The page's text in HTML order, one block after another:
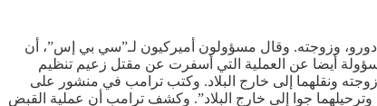
وزوجته. وقال مسؤولون أميركيون لـ”سي بي إس”، أن
أيضا عن العملية التي أسفرت عن مقتل زعيم تنظيم
علي مادورو وزوجته ونقلهما إلى خارج البلاد. وكتب ترامب في منشور ​على
جوا إلى خارج البلاد”. وكشف ترامب أن عملية القبض